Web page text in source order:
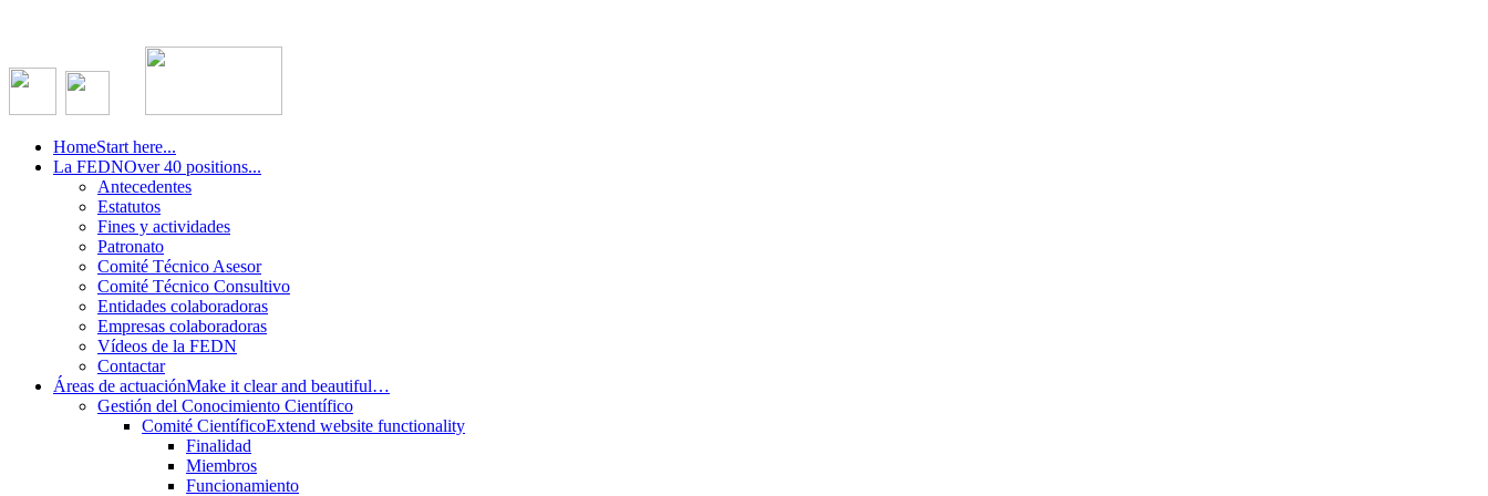
HomeStart here...
La FEDNOver 40 positions...
Antecedentes
Estatutos
Fines y actividades
Patronato
Comité Técnico Asesor
Comité Técnico Consultivo
Entidades colaboradoras
Empresas colaboradoras
Vídeos de la FEDN
Contactar
Áreas de actuaciónMake it clear and beautiful…
Gestión del Conocimiento Científico
Comité CientíficoExtend website functionality
Finalidad
Miembros
Funcionamiento